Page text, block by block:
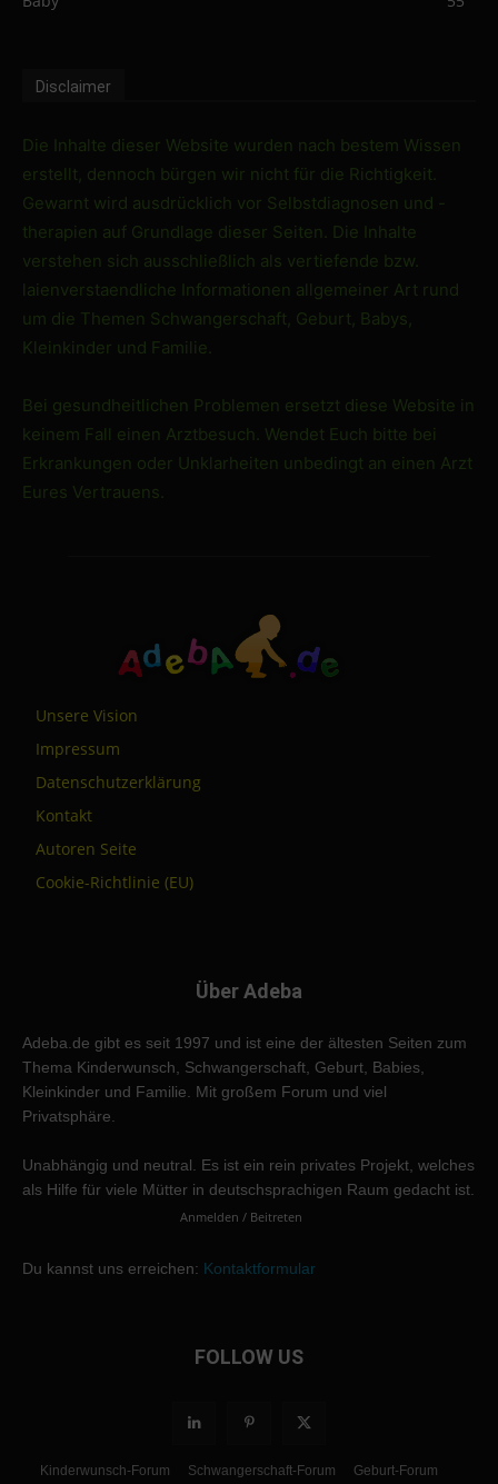
Disclaimer
Die Inhalte dieser Website wurden nach bestem Wissen
erstellt, dennoch bürgen wir nicht für die Richtigkeit.
Gewarnt wird ausdrücklich vor Selbstdiagnosen und -
therapien auf Grundlage dieser Seiten. Die Inhalte
verstehen sich ausschließlich als vertiefende bzw.
laienverstaendliche Informationen allgemeiner Art rund
um die Themen Schwangerschaft, Geburt, Babys,
Kleinkinder und Familie.
Bei gesundheitlichen Problemen ersetzt diese Website in
keinem Fall einen Arztbesuch. Wendet Euch bitte bei
Erkrankungen oder Unklarheiten unbedingt an einen Arzt
Eures Vertrauens.
Unsere Vision
Impressum
Datenschutzerklärung
Kontakt
Autoren Seite
Cookie-Richtlinie (EU)
Über Adeba
Adeba.de gibt es seit 1997 und ist eine der ältesten Seiten zum
Thema Kinderwunsch, Schwangerschaft, Geburt, Babies,
Kleinkinder und Familie. Mit großem Forum und viel
Privatsphäre.
Unabhängig und neutral. Es ist ein rein privates Projekt, welches
als Hilfe für viele Mütter in deutschsprachigen Raum gedacht ist.
Anmelden / Beitreten
Du kannst uns erreichen: Kontaktformular
FOLLOW US
Kinderwunsch-Forum Schwangerschaft-Forum Geburt-Forum